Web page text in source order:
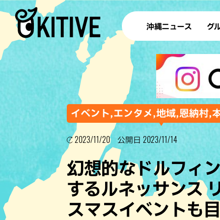
沖縄ニュース グ
ラ
テイ
すし
沖
ステー
その他
ブッフェ
イベント,エンタメ,地域,恩納村,
2023/11/20 公開日 2023/11/14
幻想的なドルフィ
するルネッサンス
スマスイベントも